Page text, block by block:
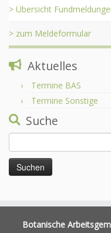
> Übersicht
> zum Meldeformular
Aktuelles
Termine BAS
Termine Sonstige
Suche
Suchen
nach:
Botanische